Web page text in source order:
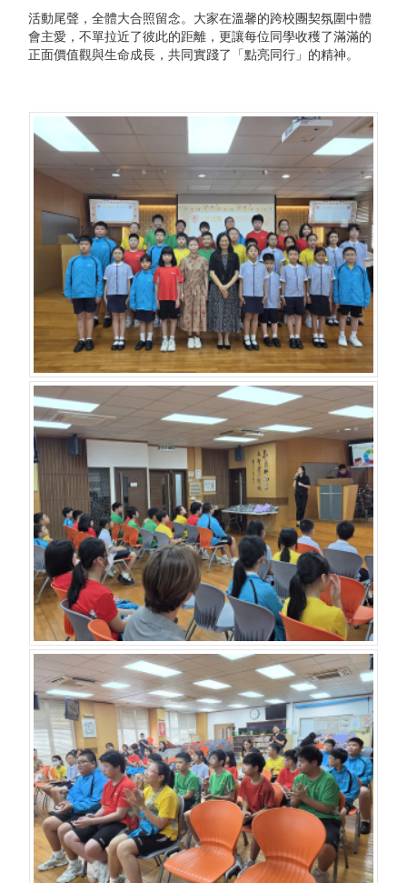
活動尾聲，全體大合照留念。大家在溫馨的跨校團契氛圍中體
會主愛，不單拉近了彼此的距離，更讓每位同學收穫了滿滿的
正面價值觀與生命成長，共同實踐了「點亮同行」的精神。